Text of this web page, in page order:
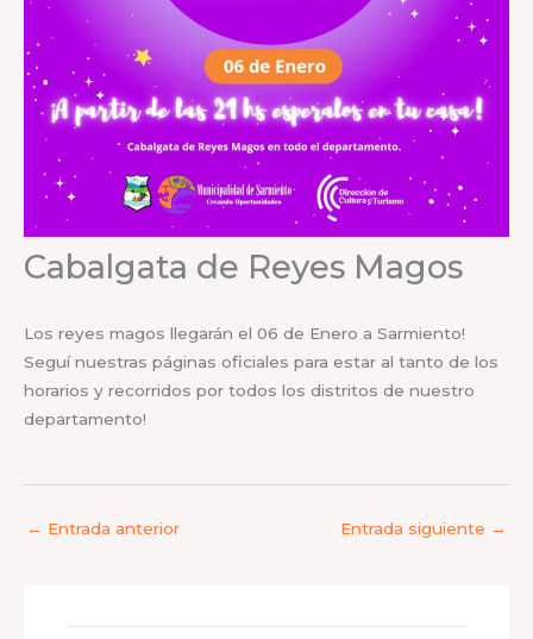
Cabalgata de Reyes Magos
Los reyes magos llegarán el 06 de Enero a Sarmiento!
Seguí nuestras páginas oficiales para estar al tanto de los
horarios y recorridos por todos los distritos de nuestro
departamento!
← Entrada anterior Entrada siguiente →